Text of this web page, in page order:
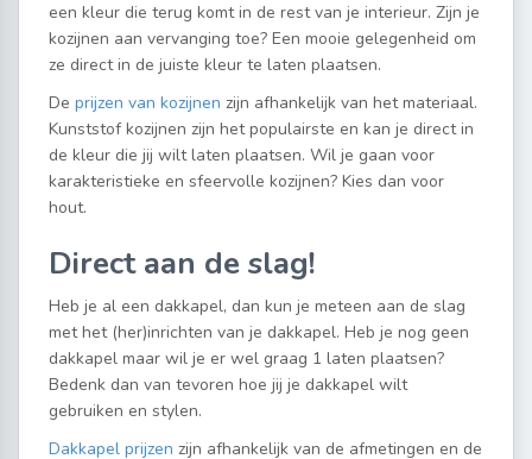
een kleur die terug komt in de rest van je interieur. Zijn je
kozijnen aan vervanging toe? Een mooie gelegenheid om
ze direct in de juiste kleur te laten plaatsen.
De prijzen van kozijnen zijn afhankelijk van het materiaal.
Kunststof kozijnen zijn het populairste en kan je direct in
de kleur die jij wilt laten plaatsen. Wil je gaan voor
karakteristieke en sfeervolle kozijnen? Kies dan voor
hout.
Direct aan de slag!
Heb je al een dakkapel, dan kun je meteen aan de slag
met het (her)inrichten van je dakkapel. Heb je nog geen
dakkapel maar wil je er wel graag 1 laten plaatsen?
Bedenk dan van tevoren hoe jij je dakkapel wilt
gebruiken en stylen.
Dakkapel prijzen zijn afhankelijk van de afmetingen en de